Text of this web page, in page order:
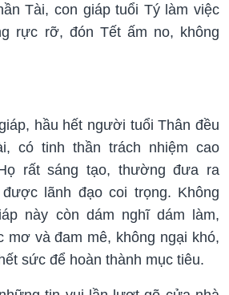
Tài, con giáp tuổi Tý làm việc
rực rỡ, đón Tết ấm no, không
hầu hết người tuổi Thân đều
có tinh thần trách nhiệm cao
rất sáng tạo, thường đưa ra
lãnh đạo coi trọng. Không
này còn dám nghĩ dám làm,
mơ và đam mê, không ngại khó,
sức để hoàn thành mục tiêu.